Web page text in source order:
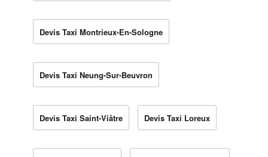
Devis Taxi Montrieux-En-Sologne
Devis Taxi Neung-Sur-Beuvron
Devis Taxi Saint-Viâtre Devis Taxi Loreux